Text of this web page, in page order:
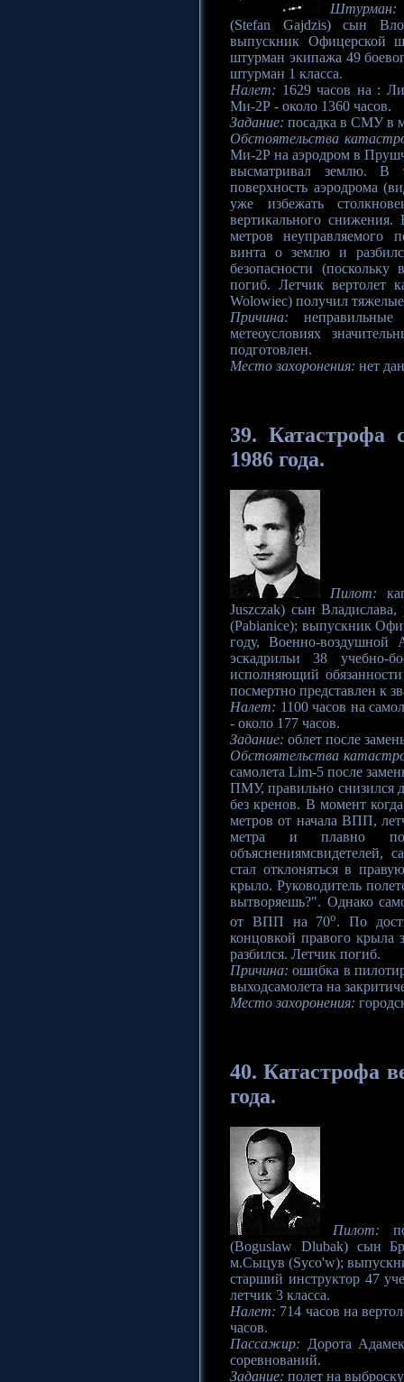
Штурман:
(Stefan Gajdzis) сын
выпускник Офицерской
штурман экипажа 49
штурман 1 класса.
Налет: 1629 часов на :
Ми-2Р - около 1360 часов.
Задание: посадка в СМУ в
Обстоятельства
Ми-2Р на аэродром в
высматривал землю. В
поверхность аэродрома
уже избежать
вертикального
метров неуправляемого
винта о землю и
безопасности
погиб. Летчик вертолет
Wolowiec) получил
Причина:
метеоусловиях
подготовлен.
Место захоронения: нет
39. Катастрофа
1986 года.
Пилот:
Juszczak) сын
(Pabianice); выпускник
году, Военно-
эскадрильи 38 учебно-
исполняющий
посмертно представлен к
Налет: 1100 часов на
- около 177 часов.
Задание: облет после
Обстоятельства
самолета Lim-5 после
ПМУ, правильно снизился
без кренов. В момент
метров от начала ВПП,
метра и плавно
объяснениямсвидетелей,
стал отклоняться в
крыло. Руководитель
вытворяешь?". Однако
от ВПП на 70o. По
концовкой правого крыла
разбился. Летчик погиб.
Причина: ошибка в
выходсамолета на
Место захоронения:
40. Катастрофа
года.
Пилот:
(Boguslaw Dlubak) сын
м.Сыцув (Syco'w);
старший инструктор 47
летчик 3 класса.
Налет: 714 часов на
часов.
Пассажир: Дорота
соревнований.
Задание: полет на